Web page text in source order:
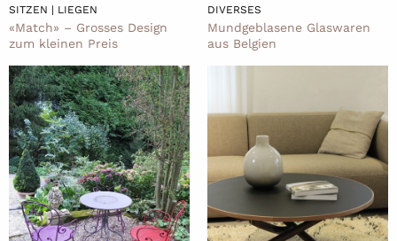
SITZEN | LIEGEN
«Match» – Grosses Design
zum kleinen Preis
DIVERSES
Mundgeblasene Glaswaren
aus Belgien